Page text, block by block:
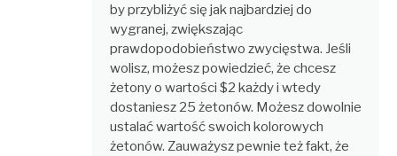
by przybliżyć się jak najbardziej do
wygranej, zwiększając
prawdopodobieństwo zwycięstwa. Jeśli
wolisz, możesz powiedzieć, że chcesz
żetony o wartości $2 każdy i wtedy
dostaniesz 25 żetonów. Możesz dowolnie
ustalać wartość swoich kolorowych
żetonów. Zauważysz pewnie też fakt, że